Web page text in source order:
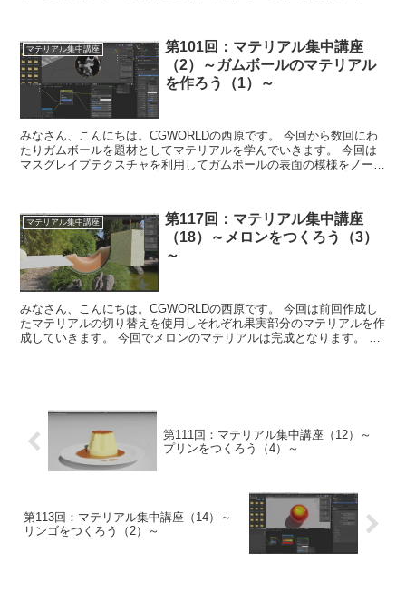
マテリアル集中講座
第101回：マテリアル集中講座
（2）～ガムボールのマテリアル
を作ろう（1）～
みなさん、こんにちは。CGWORLDの西原です。 今回から数回にわ
たりガムボールを題材としてマテリアルを学んでいきます。 今回は
マスグレイプテクスチャを利用してガムボールの表面の模様をノード
マテリアル集中講座
第117回：マテリアル集中講座
（18）～メロンをつくろう（3）
～
みなさん、こんにちは。CGWORLDの西原です。 今回は前回作成し
たマテリアルの切り替えを使用しそれぞれ果実部分のマテリアルを作
成していきます。 今回でメロンのマテリアルは完成となります。 そ
第111回：マテリアル集中講座（12）～
プリンをつくろう（4）～
第113回：マテリアル集中講座（14）～
リンゴをつくろう（2）～